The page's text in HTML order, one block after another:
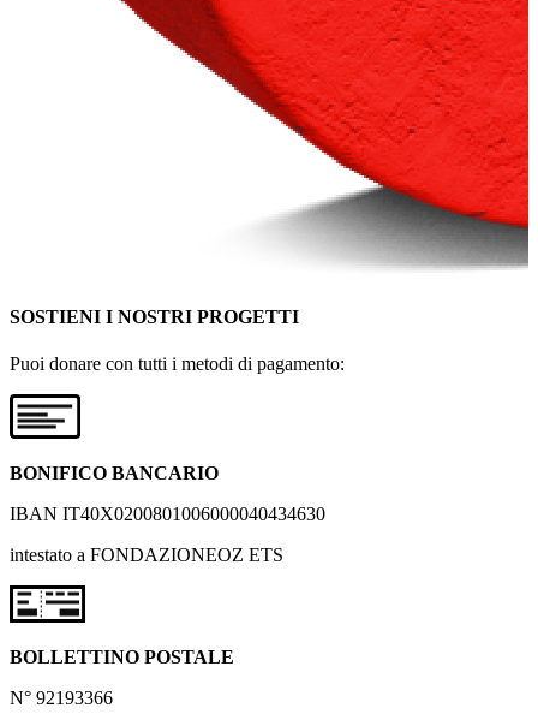
SOSTIENI I NOSTRI PROGETTI
Puoi donare con tutti i metodi di pagamento:
BONIFICO BANCARIO
IBAN IT40X0200801006000040434630
intestato a FONDAZIONEOZ ETS
BOLLETTINO POSTALE
N° 92193366